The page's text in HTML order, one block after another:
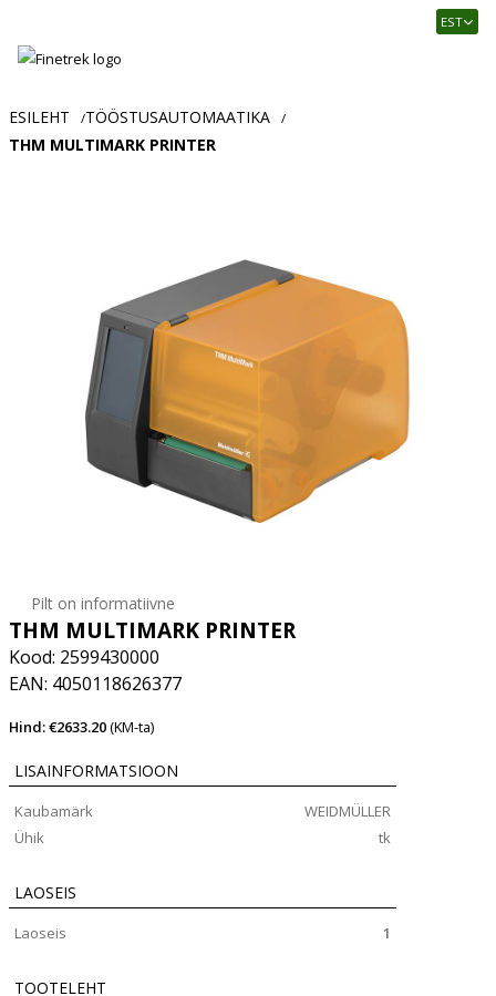
Usaldusväärne
ja
tööstusautomaatika
EST
ESILEHT /TÖÖSTUSAUTOMAATIKA /
THM MULTIMARK PRINTER
Pilt on informatiivne
THM MULTIMARK PRINTER
Kood: 2599430000
EAN: 4050118626377
Hind: €2633.20(KM-ta)
LISAINFORMATSIOON
Kaubamärk
WEIDMÜLLER
Ühik
tk
LAOSEIS
Laoseis 1
TOOTELEHT